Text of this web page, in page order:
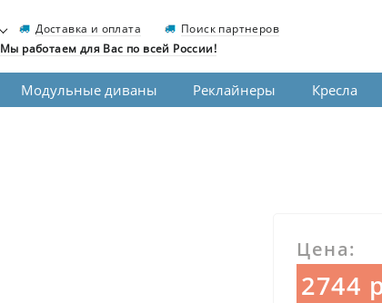
Доставка и оплата
Поиск партнеров
Мы работаем для Вас по всей России!
Модульные диваны Реклайнеры Кресла
Цена:
2744